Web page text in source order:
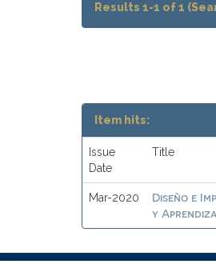
Results 1-1 of 1
Item hits:
Issue
Date
Title
Mar-2020
Diseño e
y